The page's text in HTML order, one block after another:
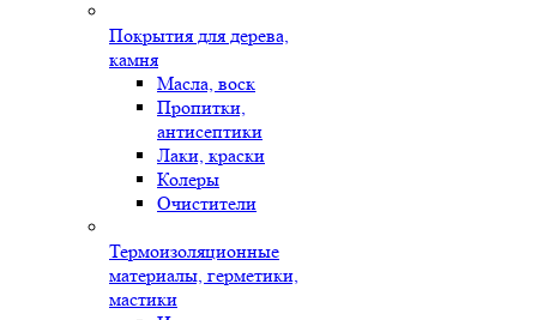
Покрытия для дерева,
камня
Масла, воск
Пропитки,
антисептики
Лаки, краски
Колеры
Очистители
Термоизоляционные
материалы, герметики,
мастики